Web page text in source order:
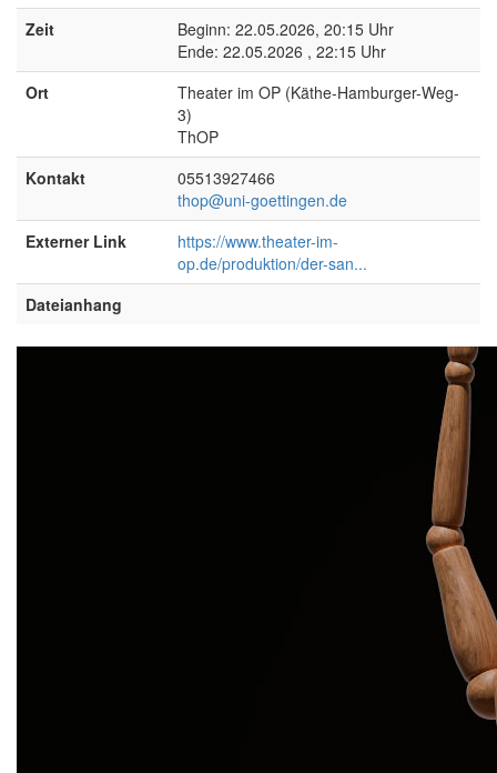
Zeit
Beginn: 22.05.2026, 20:15 Uhr
Ende: 22.05.2026 , 22:15 Uhr
Ort
Theater im OP (Käthe-Hamburger-Weg-
3)
ThOP
Kontakt
05513927466
thop@uni-goettingen.de
Externer Link
https://www.theater-im-
op.de/produktion/der-san...
Dateianhang